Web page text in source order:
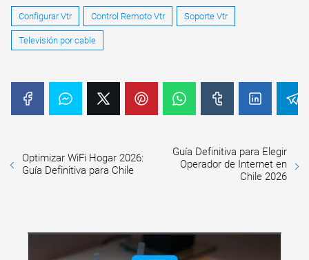
Configurar Vtr Control Remoto Vtr Soporte Vtr
Televisión por cable
Optimizar WiFi Hogar 2026:
Guía Definitiva para Chile
Guía Definitiva para Elegir
Operador de Internet en
Chile 2026